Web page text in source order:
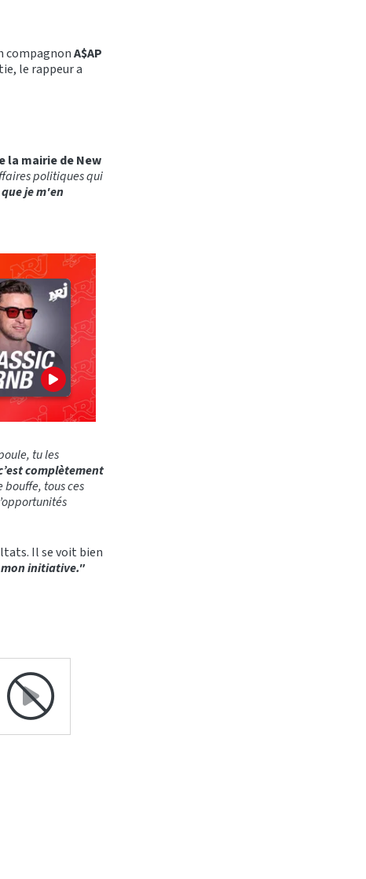
compagnonA$AP
le rappeur a
la mairie de New
politiques qui
je m'en
tu les
complètement
bouffe, tous ces
Il se voit bien
mon initiative."